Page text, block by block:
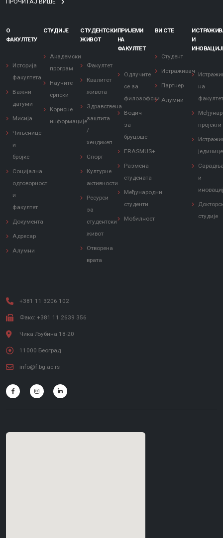
ПРОЧИТАЈ ВИШЕ
О
ФАКУЛТЕТУ
Историја
факултета
Важни
датуми
Мисија
Чињенице
и
бројке
Социјална
одговорност
и
факултет
Документа
Адресар
Алумни
СТУДИЈЕ
Академски
програм
Научите
српски
Корисне
информације
СТУДЕНТСКИ
ЖИВОТ
Факултет
Квалитет
живота
Здравствена
заштита
/
хендикеп
Спорт
Културне
активности
Ресурси
за
студентски
живот
Отворена
врата
ПРИЈЕМИ
НА
ФАКУЛТЕТ
Одлучите
се за
филозофски
Водич
за
бруцоше
ERASMUS+
Размена
студената
Међународни
студенти
Мобилност
ВИ СТЕ
Студент
Истраживач
Партнер
Алумни
И
на
пројекти
јединице
и
студије
+381 11 3206 102
Факс: +381 11 2639 356
Чика Љубина 18-20
11000 Београд
info@f.bg.ac.rs